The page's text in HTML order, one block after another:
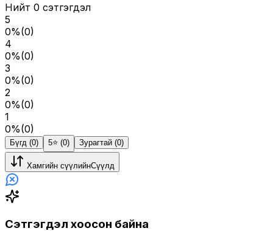
Нийт 0 сэтгэгдэл
5
0%(0)
4
0%(0)
3
0%(0)
2
0%(0)
1
0%(0)
Бүгд (0) 5⭐️ (0) Зурагтай (0)
Хамгийн сүүлийнСүүлд
Сэтгэгдэл хоосон байна